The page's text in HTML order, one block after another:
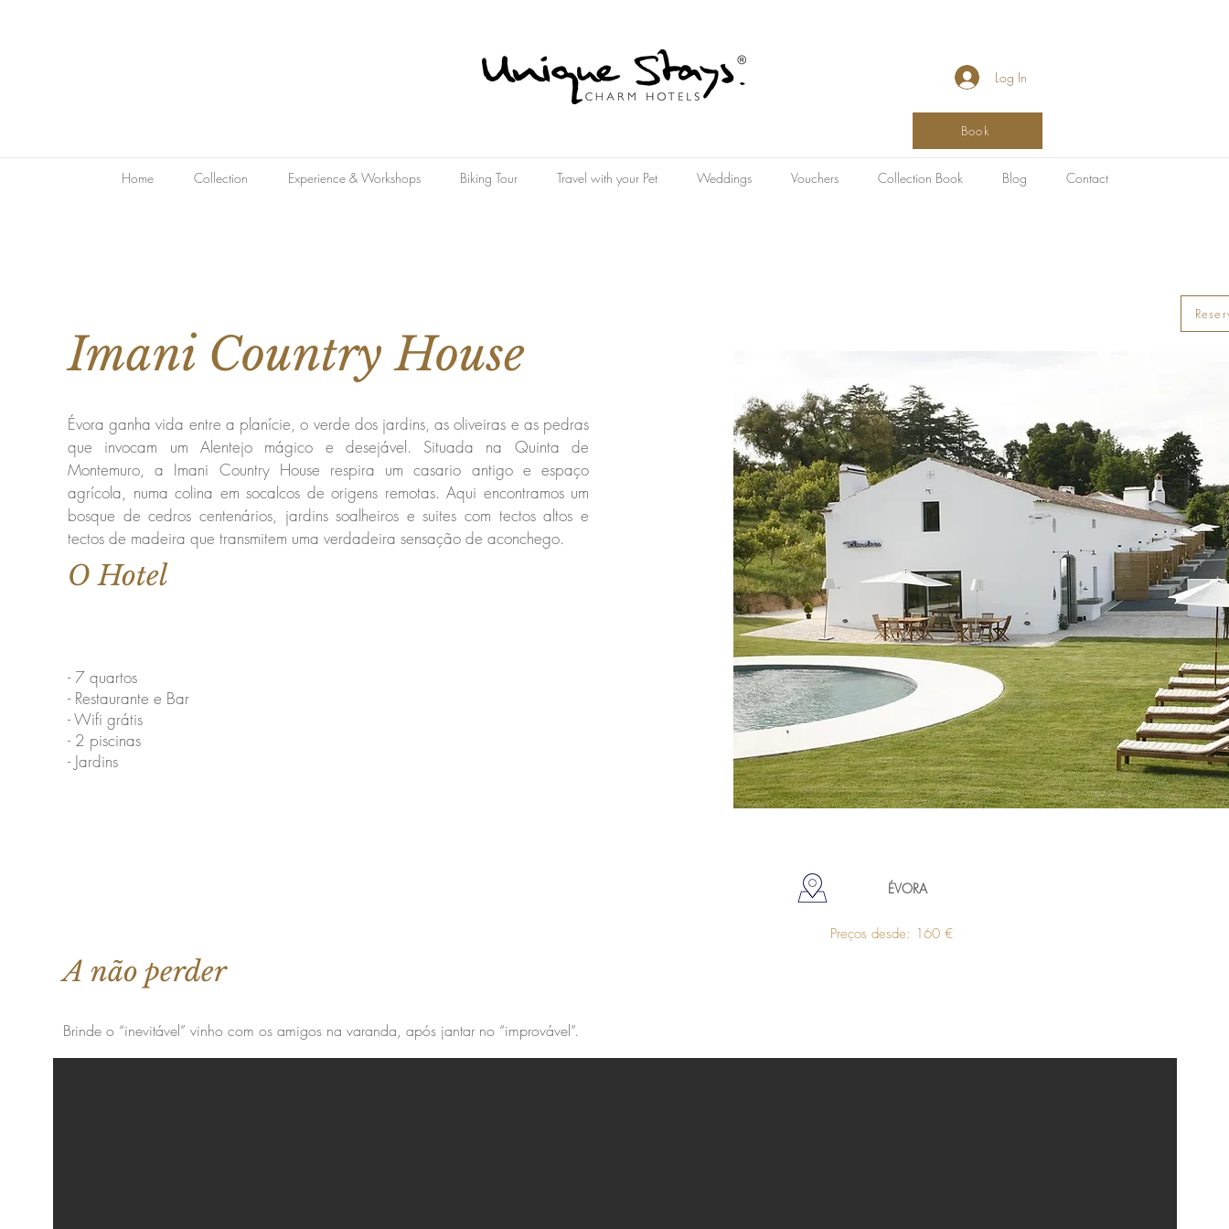
Log In
Book
Home Collection Experience & Workshops Biking Tour Travel with your Pet Weddings Vouchers Collection Book Blog Contact
Imani Country House
Évora ganha vida entre a planície, o verde dos jardins, as oliveiras e as pedras
que invocam um Alentejo mágico e desejável. Situada na Quinta de
Montemuro, a Imani Country House respira um casario antigo e espaço
agrícola, numa colina em socalcos de origens remotas. Aqui encontramos um
bosque de cedros centenários, jardins soalheiros e suites com tectos altos e
tectos de madeira que transmitem uma verdadeira sensação de aconchego.
O Hotel
- 7 quartos
- Restaurante e Bar
- Wifi grátis
- 2 piscinas
- Jardins
ÉVORA
Preços desde: 160 €
A não perder
Brinde o “inevitável” vinho com os amigos na varanda, após jantar no “improvável”.